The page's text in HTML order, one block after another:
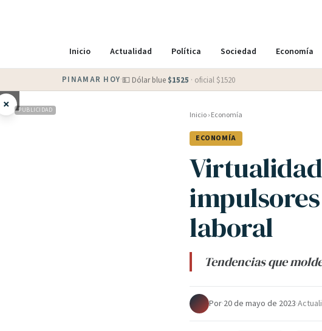
Inicio Actualidad Política Sociedad Economía
PINAMAR HOY·💵 Dólar blue $1525 · oficial $1520
× PUBLICIDAD Inicio›Economía
ECONOMÍA
laboral
Tendencias que
Por·20 de mayo de 2023·